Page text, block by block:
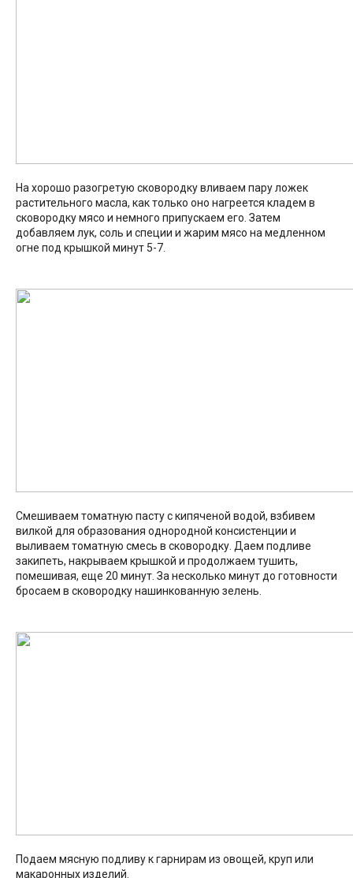
На хорошо разогретую сковородку вливаем пару ложек
растительного масла, как только оно нагреется кладем в
сковородку мясо и немного припускаем его. Затем
добавляем лук, соль и специи и жарим мясо на медленном
огне под крышкой минут 5-7.
Смешиваем томатную пасту с кипяченой водой, взбивем
вилкой для образования однородной консистенции и
выливаем томатную смесь в сковородку. Даем подливе
закипеть, накрываем крышкой и продолжаем тушить,
помешивая, еще 20 минут. За несколько минут до готовности
бросаем в сковородку нашинкованную зелень.
Подаем мясную подливу к гарнирам из овощей, круп или
макаронных изделий.